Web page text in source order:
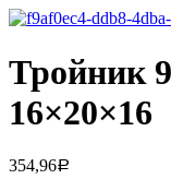
Тройник
16×20×16
354,96Р